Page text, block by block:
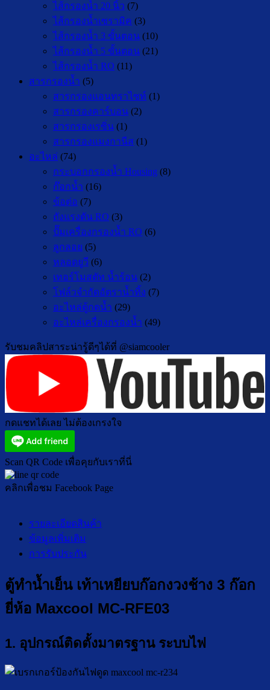
ไส้กรองน้ำ 20 นิ้ว (7)
ไส้กรองน้ำเซรามิค (3)
ไส้กรองน้ำ 3 ขั้นตอน (10)
ไส้กรองน้ำ 5 ขั้นตอน (21)
ไส้กรองน้ำ RO (11)
สารกรองน้ำ (5)
สารกรองแอนทราไซท์ (1)
สารกรองคาร์บอน (2)
สารกรองเรซิ่น (1)
สารกรองแมงกานีส (1)
อะไหล่ (74)
กระบอกกรองน้ำ Housing (8)
ก๊อกน้ำ (16)
ข้อต่อ (7)
ถังแรงดัน RO (3)
ปั๊มเครื่องกรองน้ำ RO (6)
ลูกลอย (5)
หลอดยูวี (6)
เทอร์โมสตัท น้ำร้อน (2)
โฟล์วจำกัดอัตราน้ำทิ้ง (7)
อะไหล่ตู้กดน้ำ (29)
อะไหล่เครื่องกรองน้ำ (49)
รับชมคลิปสาระน่ารู้ดีๆได้ที่ @siamcooler
กดแชทได้เลย ไม่ต้องเกรงใจ
Scan QR Code เพื่อคุยกับเราที่นี่
คลิกเพื่อชม Facebook Page
รายละเอียดสินค้า
ข้อมูลเพิ่มเติม
การรับประกัน
ตู้ทำน้ำเย็น เท้าเหยียบก๊อกงวงช้าง 3 ก๊อก
ยี่ห้อ Maxcool MC-RFE03
1. อุปกรณ์ติดตั้งมาตรฐาน ระบบไฟ